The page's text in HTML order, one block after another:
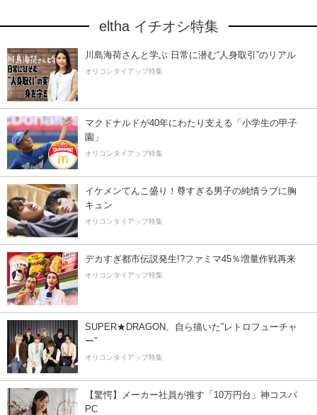
eltha イチオシ特集
川島海荷さんと学ぶ 日常に潜む“人身取引”のリアル
オリコンタイアップ特集
マクドナルドが40年にわたり支える「小学生の甲子
園」
オリコンタイアップ特集
イケメンてんこ盛り！尊すぎる男子の純情ラブに胸
キュン
オリコンタイアップ特集
デカすぎ都市伝説発生!?ファミマ45％増量作戦再来
オリコンタイアップ特集
SUPER★DRAGON、自ら描いた”レトロフューチャ
ー”
オリコンタイアップ特集
【驚愕】メーカー社員が推す「10万円台」神コスパ
PC